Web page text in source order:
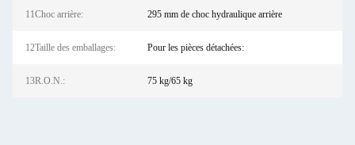
11Choc arrière: 295 mm de choc hydraulique arrière
12Taille des emballages: Pour les pièces détachées:
13R.O.N.: 75 kg/65 kg